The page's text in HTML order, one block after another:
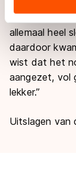
landen buiten
adequaat
Door op
overdracht.
en won
allemaal heel
daardoor
wist dat het
aangezet, vol
lekker.”
Uitslagen van